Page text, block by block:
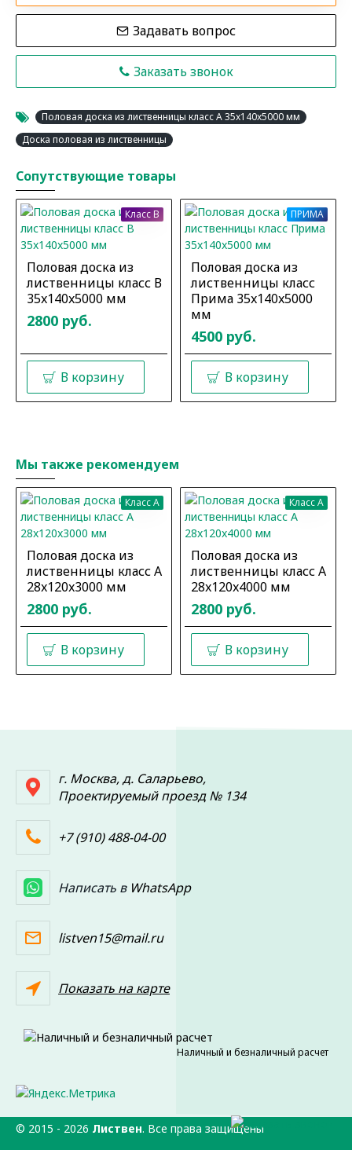
Задавать вопрос
Заказать звонок
Половая доска из лиственницы класс А 35x140x5000 мм
Доска половая из лиственницы
Сопутствующие товары
Класс B
Половая доска из
лиственницы класс В
35x140x5000 мм
2800 руб.
В корзину
ПРИМА
Половая доска из
лиственницы класс
Прима 35x140x5000
мм
4500 руб.
В корзину
Мы также рекомендуем
Класс A
Половая доска из
лиственницы класс А
28x120x3000 мм
2800 руб.
В корзину
Класс A
Половая доска из
лиственницы класс А
28x120x4000 мм
2800 руб.
В корзину
г. Москва, д. Саларьево,
Проектируемый проезд № 134
+7 (910) 488-04-00
Написать в WhatsApp
listven15@mail.ru
Показать на карте
Наличный и безналичный расчет
© 2015 - 2026 Листвен. Все права защищены